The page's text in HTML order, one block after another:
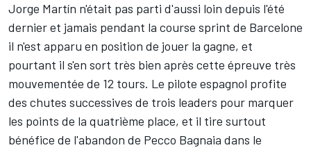
Jorge Martín n'était pas parti d'aussi loin depuis l'été
dernier et jamais pendant la course sprint de Barcelone
il n'est apparu en position de jouer la gagne, et
pourtant il s'en sort très bien après cette épreuve très
mouvementée de 12 tours. Le pilote espagnol profite
des chutes successives de trois leaders pour marquer
les points de la quatrième place, et il tire surtout
bénéfice de l'abandon de Pecco Bagnaia dans le